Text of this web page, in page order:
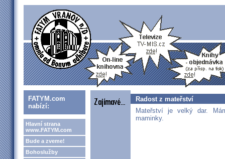
FATYM.com
nabízí:
Hlavní strana
www.FATYM.com
Bude a zveme!
Bohoslužby
Radost z mateřství
Mateřství je velký dar.
maminky.